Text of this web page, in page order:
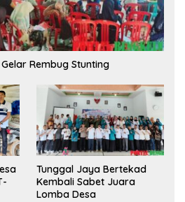
Rembug Stunting
Tunggal Jaya Bertekad
Kembali Sabet Juara
Lomba Desa